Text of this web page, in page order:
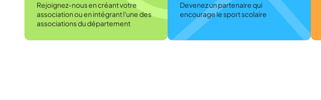
Rejoignez-nous en créant votre
association ou en intégrant l'une des
associations du département
Devenez un partenaire qui
encourage le sport scolaire